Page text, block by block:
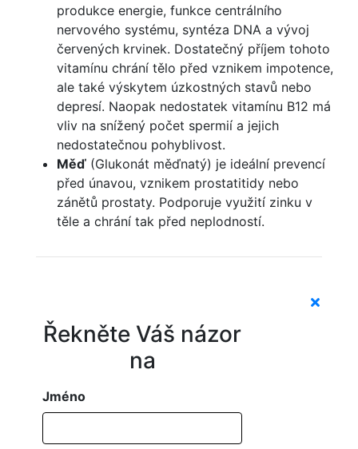
produkce energie, funkce centrálního
nervového systému, syntéza DNA a vývoj
červených krvinek. Dostatečný příjem tohoto
vitamínu chrání tělo před vznikem impotence,
ale také výskytem úzkostných stavů nebo
depresí. Naopak nedostatek vitamínu B12 má
vliv na snížený počet spermií a jejich
nedostatečnou pohyblivost.
Měď (Glukonát měďnatý) je ideální prevencí
před únavou, vznikem prostatitidy nebo
zánětů prostaty. Podporuje využití zinku v
těle a chrání tak před neplodností.
Řekněte Váš názor
na
Jméno